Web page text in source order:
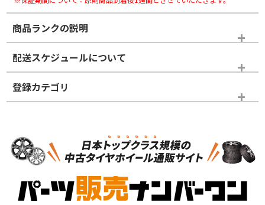
商品ランクの説明
※商品ランクは出品者の主観により判断しておりますので、あら
かじめご了承ください。
ホイールランク
S
品）
S
新車外し品（新古
付き
配送スケジュールについて
登録カテゴリ
スタッドレスタイヤホイールセット